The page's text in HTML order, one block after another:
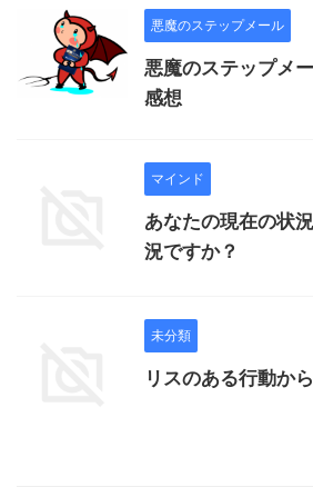
悪魔のステップメール
悪魔のステップメ
感想
マインド
あなたの現在の状
況ですか？
未分類
リスのある行動か